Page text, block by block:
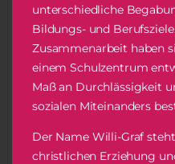
unterschiedliche
Bildungs- und
Zusammenarbeit haben
einem Schulzentrum
Maß an Durchlässigkeit
sozialen Miteinanders
Der Name Willi-Graf
christlichen Erziehung